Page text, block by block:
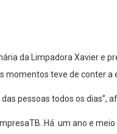
da Limpadora Xavier e
momentos teve de conter a
pessoas todos os dias”,
Há um ano e